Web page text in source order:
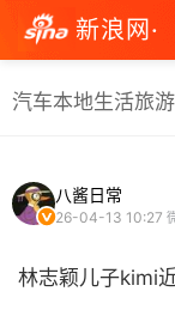
新浪网·
汽车本地生活旅游
八酱日常
26-04-13 10:27
林志颖儿子kimi